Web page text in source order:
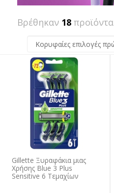
Βρέθηκαν 18 προϊόντα
Gillette Ξυραφάκια μιας
Xρήσης Blue 3 Plus
Sensitive 6 Τεμαχίων